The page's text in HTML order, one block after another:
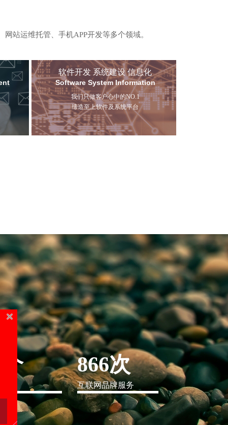
站运维托管、手机APP开发等多个领域。
软件开发 系统建设 信息化
Software System Information
我们只做客户心中的NO.1
缔造至上软件及系统平台
软件行业解决方案
二十一世纪要么软件行业解决方案，要么无商可务
个 866次
互联网品牌服务